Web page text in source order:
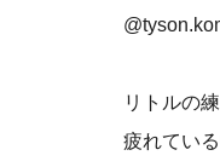
リトルの
疲れてい